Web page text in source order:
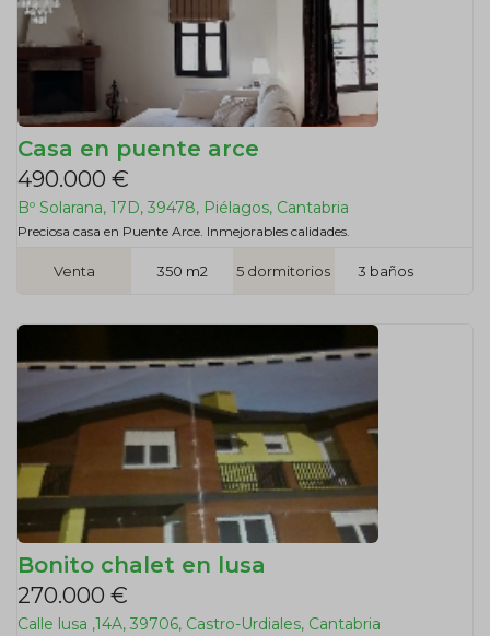
Casa en puente arce
490.000 €
Bº Solarana, 17D, 39478, Piélagos, Cantabria
Preciosa casa en Puente Arce. Inmejorables calidades.
Venta 350 m2 5 dormitorios 3 baños
Bonito chalet en lusa
270.000 €
Calle lusa ,14A, 39706, Castro-Urdiales, Cantabria